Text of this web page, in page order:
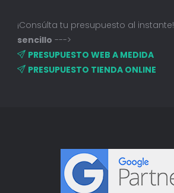
¡Consúlta tu presupuesto al instante!
sencillo --->
PRESUPUESTO WEB A MEDIDA
PRESUPUESTO TIENDA ONLINE